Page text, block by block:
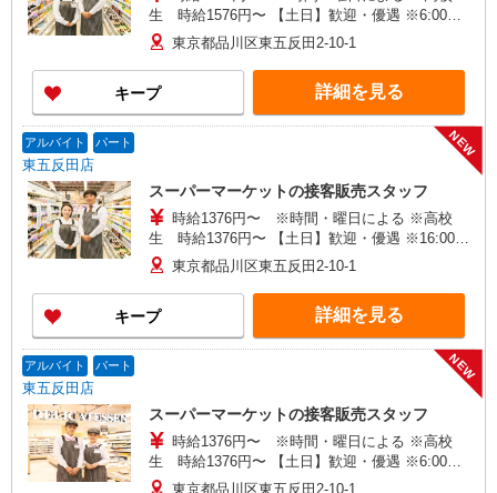
生 時給1576円〜 【土日】歓迎・優遇 ※6:00〜
8:00 時給＋200円 ※22:00以降 基本時給より
25％UP
東京都品川区東五反田2-10-1
キープ 詳細を見る
アルバイト パート
東五反田店
NEW
スーパーマーケットの接客販売スタッフ
時給1376円〜 ※時間・曜日による ※高校
生 時給1376円〜 【土日】歓迎・優遇 ※16:00〜
21:00 時給＋100円 ※21:00〜翌2:00 時給＋200
円
東京都品川区東五反田2-10-1
キープ 詳細を見る
アルバイト パート
東五反田店
NEW
スーパーマーケットの接客販売スタッフ
時給1376円〜 ※時間・曜日による ※高校
生 時給1376円〜 【土日】歓迎・優遇 ※6:00〜
8:00 時給＋200円 ※22:00以降 基本時給より
東京都品川区東五反田2-10-1